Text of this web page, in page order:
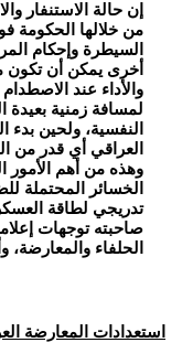
إن حالة الاستنفار
من خلالها الحكومة
السيطرة وإحكام
أخرى يمكن أن تكون
والأداء عند
لمسافة زمنية
النفسية، ولحين
العراقي أي قدر من
وهذه من أهم الأمور
الخسائر المحتملة
تدريجي لطاقة
صاحبته توجهات
الحلفاء والمعارضة،
استعدادات المعارضة